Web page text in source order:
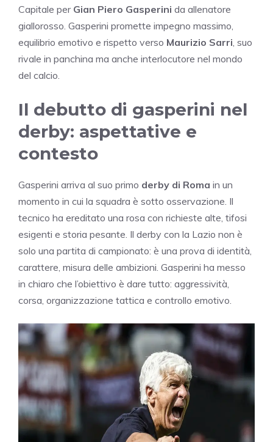
Capitale per Gian Piero Gasperini da allenatore
giallorosso. Gasperini promette impegno massimo,
equilibrio emotivo e rispetto verso Maurizio Sarri , suo
rivale in panchina ma anche interlocutore nel mondo
del calcio.
Il debutto di gasperini nel
derby: aspettative e
contesto
Gasperini arriva al suo primo derby di Roma in un
momento in cui la squadra è sotto osservazione. Il
tecnico ha ereditato una rosa con richieste alte, tifosi
esigenti e storia pesante. Il derby con la Lazio non è
solo una partita di campionato: è una prova di identità,
carattere, misura delle ambizioni. Gasperini ha messo
in chiaro che l’obiettivo è dare tutto: aggressività,
corsa, organizzazione tattica e controllo emotivo.